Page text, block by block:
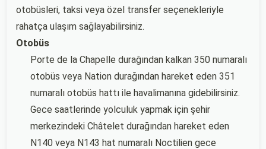
otobüsleri, taksi veya özel transfer seçenekleriyle
rahatça ulaşım sağlayabilirsiniz.
Otobüs
Porte de la Chapelle durağından kalkan 350 numaralı
otobüs veya Nation durağından hareket eden 351
numaralı otobüs hattı ile havalimanına gidebilirsiniz.
Gece saatlerinde yolculuk yapmak için şehir
merkezindeki Châtelet durağından hareket eden
N140 veya N143 hat numaralı Noctilien gece